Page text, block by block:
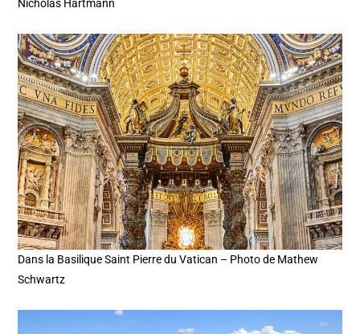
Nicholas Hartmann
Dans la Basilique Saint Pierre du Vatican – Photo de Mathew
Schwartz